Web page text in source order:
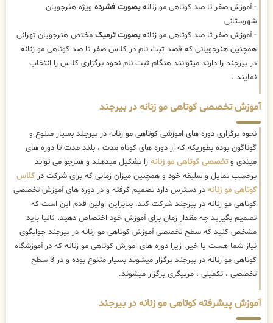
- آموزش صفر تا صد کوتاهی مو زنانهبصورت فشرده ویژه هنرجویان
شهرستانی
- آموزش صفر تا صد کوتاهی مو زنانهبصورت ترمیک مختص هنرجویان تهرانی
همچنین هنرجویانی که قصد ثبت نام در کلاس صفر تا صد کوتاهی مو زنانه
در بیرجند را دارند میتوانند هنگام ثبت نام نحوه برگزاری کلاس را انتخاب
نمایند .
آموزش تخصصی کوتاهی مو زنانه در بیرجند
نحوه برگزاری دوره های اموزشی کوتاهی مو زنانه در بیرجند بسیار متنوع و
گوناگون بوده بطوریکه که از دوره های کوتاه مدت ، بلند مدت تا دوره های
مبتدی وتخصصی کوتاهی مو زنانه را تشکیل میدهند و هنرجو می تواند
برحسب تمایل و سلیقه خود و همچنین میزان زمانی که برای شرکت در کلاس
کوتاهی مو زنانه در دسترس دارد تصمیم گرفته و در دوره های آموزش تخصصی
کوتاهی مو زنانه در بیرجند شرکت کند. بنابراین اولین قدم این است که
تصمیم بگیرید چه مقدار زمان برای آموزش خود اختصاص دهید، ثانیا باید
مشخص کنید که سطح تخصصی آموزش کوتاهی مو زنانه در بیرجند جوابگوی
نیاز شما هست یا خیر. زیرا دوره های اموزش کوتاهی مو زنانه که در آموزشگاه
کوتاهی مو زنانه در بیرجند برگزار میشوند بسیار متنوع بوده و در 3 سطح
تخصصی ، تکمیلی ، مربیگری برگزار میشوند.
آموزش پیشرفته کوتاهی مو زنانه در بیرجند